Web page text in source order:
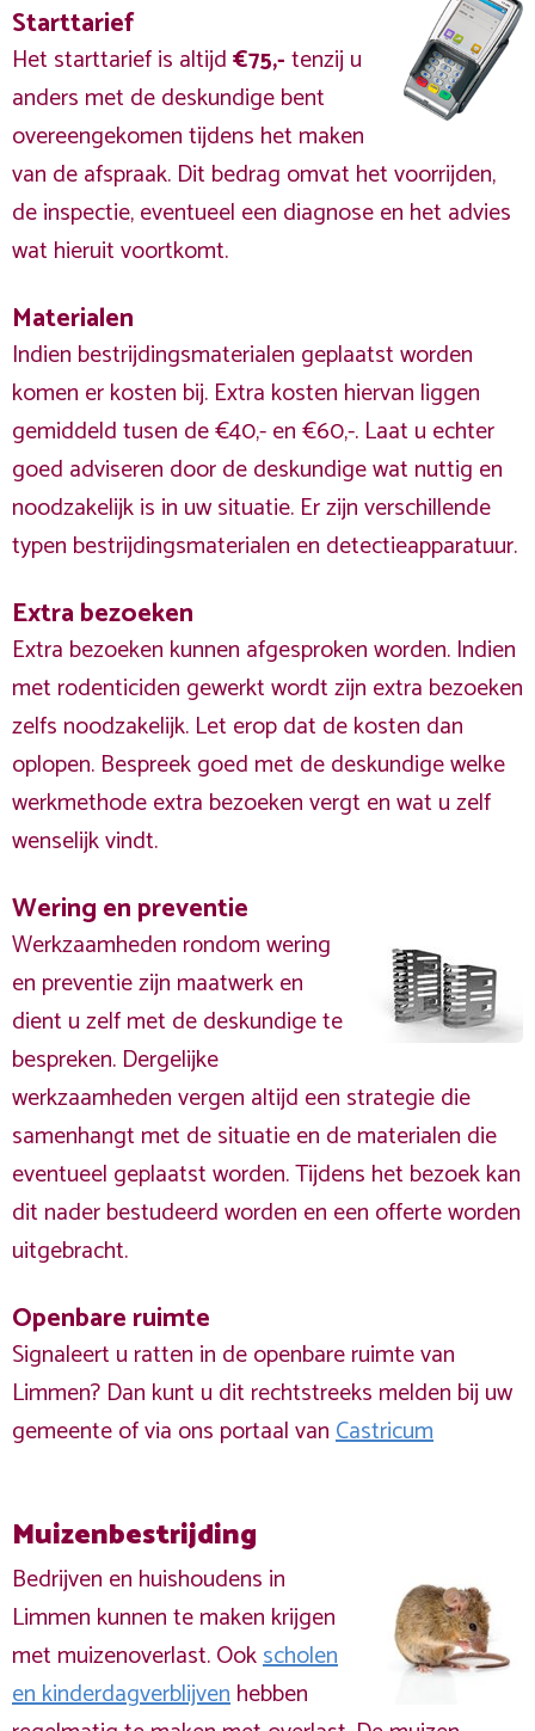
Starttarief
Het starttarief is altijd€75,-tenzij u
anders met de deskundige bent
overeengekomen tijdens het maken
van de afspraak. Dit bedrag omvat het voorrijden,
de inspectie, eventueel een diagnose en het advies
wat hieruit voortkomt.
Materialen
Indien bestrijdingsmaterialen geplaatst worden
komen er kosten bij. Extra kosten hiervan liggen
gemiddeld tusen de €40,- en €60,-. Laat u echter
goed adviseren door de deskundige wat nuttig en
noodzakelijk is in uw situatie. Er zijn verschillende
typen bestrijdingsmaterialen en detectieapparatuur.
Extra bezoeken
Extra bezoeken kunnen afgesproken worden. Indien
met rodenticiden gewerkt wordt zijn extra bezoeken
zelfs noodzakelijk. Let erop dat de kosten dan
oplopen. Bespreek goed met de deskundige welke
werkmethode extra bezoeken vergt en wat u zelf
wenselijk vindt.
Wering en preventie
Werkzaamheden rondom wering
en preventie zijn maatwerk en
dient u zelf met de deskundige te
bespreken. Dergelijke
werkzaamheden vergen altijd een strategie die
samenhangt met de situatie en de materialen die
eventueel geplaatst worden. Tijdens het bezoek kan
dit nader bestudeerd worden en een offerte worden
uitgebracht.
Openbare ruimte
Signaleert u ratten in de openbare ruimte van
Limmen? Dan kunt u dit rechtstreeks melden bij uw
gemeente of via ons portaal vanCastricum
Muizenbestrijding
Bedrijven en huishoudens in
Limmen kunnen te maken krijgen
met muizenoverlast. Ookscholen
en kinderdagverblijvenhebben